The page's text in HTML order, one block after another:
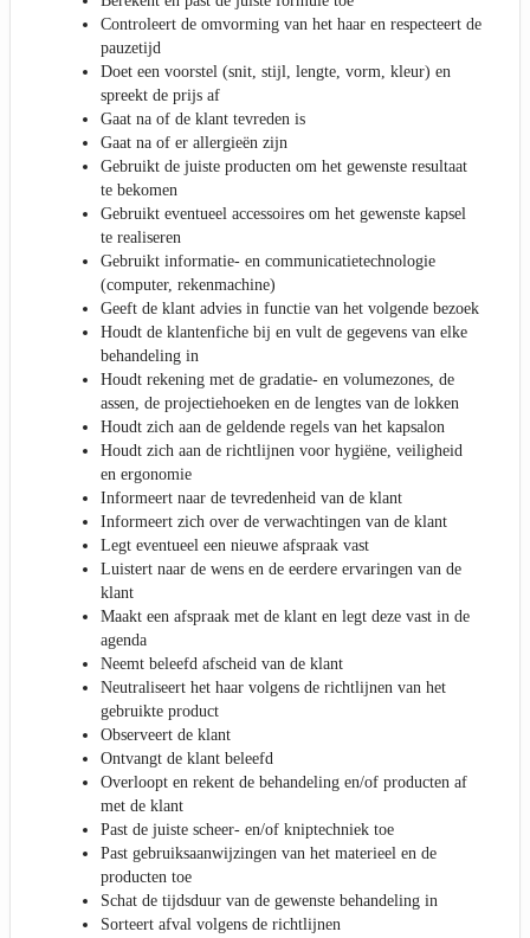
Controleert de omvorming van het haar en respecteert de
pauzetijd
Doet een voorstel (snit, stijl, lengte, vorm, kleur) en
spreekt de prijs af
Gaat na of de klant tevreden is
Gaat na of er allergieën zijn
Gebruikt de juiste producten om het gewenste resultaat
te bekomen
Gebruikt eventueel accessoires om het gewenste kapsel
te realiseren
Gebruikt informatie- en communicatietechnologie
(computer, rekenmachine)
Geeft de klant advies in functie van het volgende bezoek
Houdt de klantenfiche bij en vult de gegevens van elke
behandeling in
Houdt rekening met de gradatie- en volumezones, de
assen, de projectiehoeken en de lengtes van de lokken
Houdt zich aan de geldende regels van het kapsalon
Houdt zich aan de richtlijnen voor hygiëne, veiligheid
en ergonomie
Informeert naar de tevredenheid van de klant
Informeert zich over de verwachtingen van de klant
Legt eventueel een nieuwe afspraak vast
Luistert naar de wens en de eerdere ervaringen van de
klant
Maakt een afspraak met de klant en legt deze vast in de
agenda
Neemt beleefd afscheid van de klant
Neutraliseert het haar volgens de richtlijnen van het
gebruikte product
Observeert de klant
Ontvangt de klant beleefd
Overloopt en rekent de behandeling en/of producten af
met de klant
Past de juiste scheer- en/of kniptechniek toe
Past gebruiksaanwijzingen van het materieel en de
producten toe
Schat de tijdsduur van de gewenste behandeling in
Sorteert afval volgens de richtlijnen